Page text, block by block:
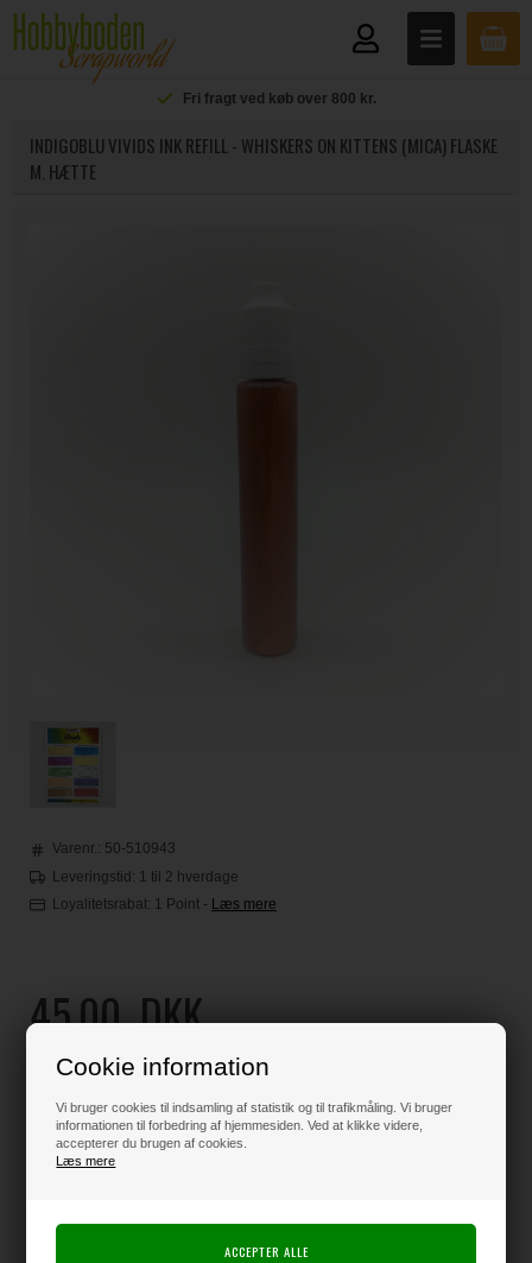
Cookie information
Vi bruger cookies til indsamling af statistik og til trafikmåling. Vi bruger
informationen til forbedring af hjemmesiden. Ved at klikke videre,
accepterer du brugen af cookies.
Læs mere
Fri fragt ved køb over 800 kr.
INDIGOBLU VIVIDS INK REFILL - WHISKERS ON KITTENS (MICA) FLASKE
M. HÆTTE
Varenr.: 50-510943
Leveringstid: 1 til 2 hverdage
Loyalitetsrabat: 1 Point - Læs mere
45,00DKK
Klik her for pris inkl. fragt
Varen er på lager